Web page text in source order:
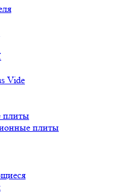
Vide
плиты
плиты